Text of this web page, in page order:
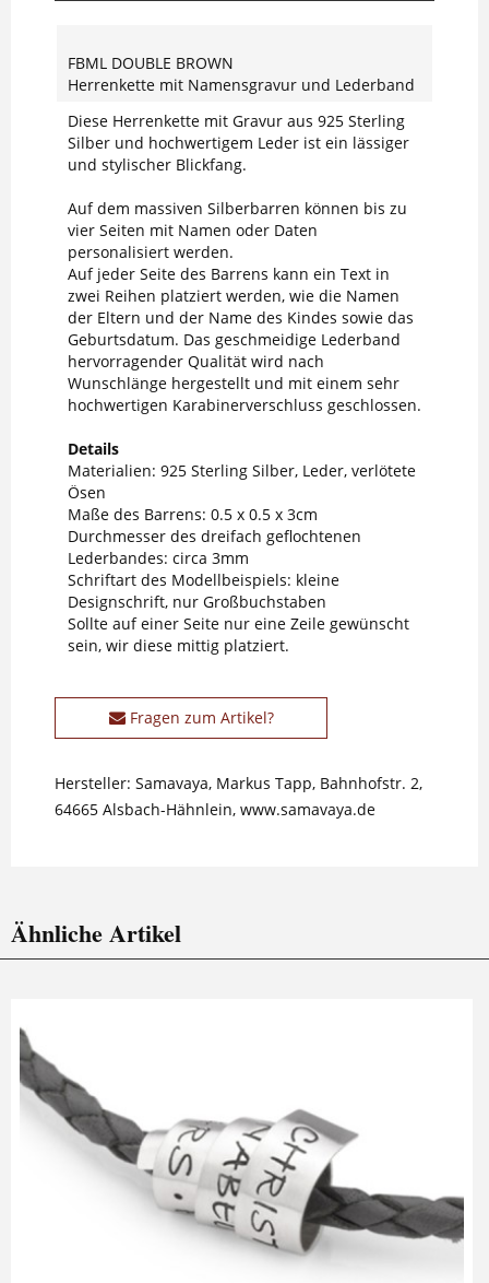
FBML DOUBLE BROWN
Herrenkette mit Namensgravur und Lederband
Diese Herrenkette mit Gravur aus 925 Sterling
Silber und hochwertigem Leder ist ein lässiger
und stylischer Blickfang.
Auf dem massiven Silberbarren können bis zu
vier Seiten mit Namen oder Daten
personalisiert werden.
Auf jeder Seite des Barrens kann ein Text in
zwei Reihen platziert werden, wie die Namen
der Eltern und der Name des Kindes sowie das
Geburtsdatum. Das geschmeidige Lederband
hervorragender Qualität wird nach
Wunschlänge hergestellt und mit einem sehr
hochwertigen Karabinerverschluss geschlossen.
Details
Materialien: 925 Sterling Silber, Leder, verlötete
Ösen
Maße des Barrens: 0.5 x 0.5 x 3cm
Durchmesser des dreifach geflochtenen
Lederbandes: circa 3mm
Schriftart des Modellbeispiels: kleine
Designschrift, nur Großbuchstaben
Sollte auf einer Seite nur eine Zeile gewünscht
sein, wir diese mittig platziert.
Fragen zum Artikel?
Hersteller: Samavaya, Markus Tapp, Bahnhofstr. 2,
64665 Alsbach-Hähnlein, www.samavaya.de
Ähnliche Artikel